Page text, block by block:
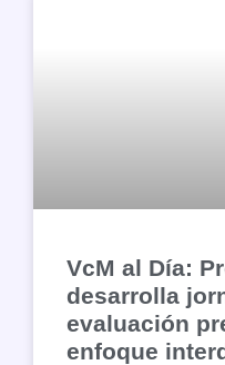
VcM al Día:
desarrolla
evaluación
enfoque